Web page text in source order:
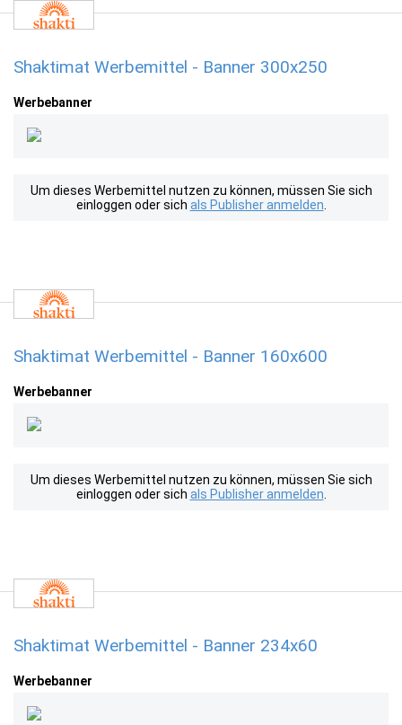
Shaktimat Werbemittel - Banner 300x250
Werbebanner
Um dieses Werbemittel nutzen zu können, müssen Sie sich
einloggen oder sich als Publisher anmelden
Shaktimat Werbemittel - Banner 160x600
Werbebanner
Um dieses Werbemittel nutzen zu können, müssen Sie sich
einloggen oder sich als Publisher anmelden
Shaktimat Werbemittel - Banner 234x60
Werbebanner